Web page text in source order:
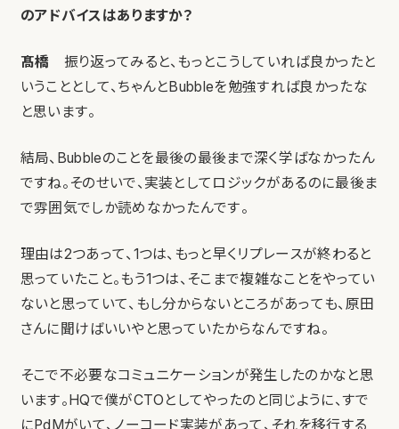
のアドバイスはありますか？
髙橋 振り返ってみると、もっとこうしていれば良かったと
いうこととして、ちゃんとBubbleを勉強すれば良かったな
と思います。
結局、Bubbleのことを最後の最後まで深く学ばなかったん
ですね。そのせいで、実装としてロジックがあるのに最後ま
で雰囲気でしか読めなかったんです。
理由は2つあって、1つは、もっと早くリプレースが終わると
思っていたこと。もう1つは、そこまで複雑なことをやってい
ないと思っていて、もし分からないところがあっても、原田
さんに聞けばいいやと思っていたからなんですね。
そこで不必要なコミュニケーションが発生したのかなと思
います。HQで僕がCTOとしてやったのと同じように、すで
にPdMがいて、ノーコード実装があって、それを移行する